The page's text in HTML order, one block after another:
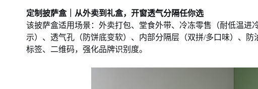
定制披萨盒｜从外卖到礼盒，开窗透气分隔任你选
该披萨盒适用场景：外卖打包、堂食外带、冷冻零售（耐低温进
示）、透气孔（防饼底变软）、内部分隔层（双拼/多口味）、防
标签、二维码，强化品牌识别度。